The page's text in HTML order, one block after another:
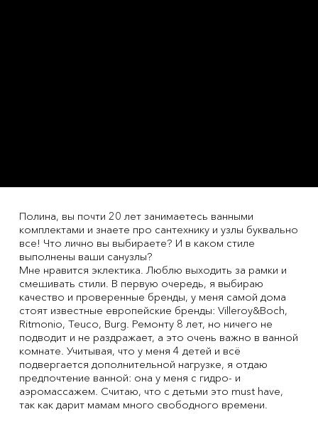
Полина, вы почти 20 лет занимаетесь ванными
комплектами и знаете про сантехнику и узлы буквально
все! Что лично вы выбираете? И в каком стиле
выполнены ваши санузлы?
Мне нравится эклектика. Люблю выходить за рамки и
смешивать стили. В первую очередь, я выбираю
качество и проверенные бренды, у меня самой дома
стоят известные европейские бренды: Villeroy&Boch,
Ritmonio, Teuco, Burg. Ремонту 8 лет, но ничего не
подводит и не раздражает, а это очень важно в ванной
комнате. Учитывая, что у меня 4 детей и всё
подвергается дополнительной нагрузке, я отдаю
предпочтение ванной: она у меня с гидро- и
аэромассажем. Считаю, что с детьми это must have,
так как дарит мамам много свободного времени.